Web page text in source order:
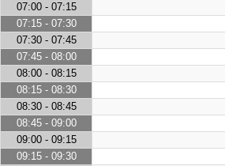
07:00 - 07:15
07:15 - 07:30
07:30 - 07:45
07:45 - 08:00
08:00 - 08:15
08:15 - 08:30
08:30 - 08:45
08:45 - 09:00
09:00 - 09:15
09:15 - 09:30